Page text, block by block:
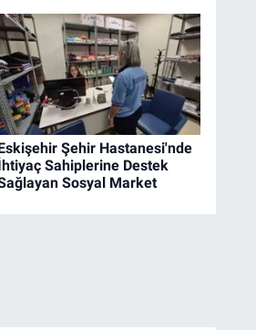
Şehir Hastanesi'nde
Sahiplerine Destek
Sosyal Market